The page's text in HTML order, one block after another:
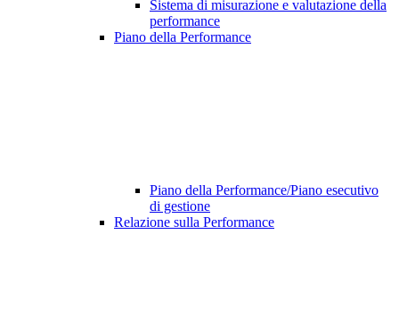
Sistema di misurazione e valutazione della
performance
Piano della Performance
Piano della Performance/Piano esecutivo
di gestione
Relazione sulla Performance